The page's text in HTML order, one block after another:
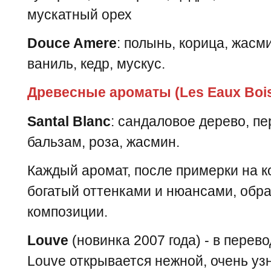
мускатный орех
Douce Amere: полынь, корица,
ваниль, кедр, мускус.
Древесные ароматы (Les Eaux
Santal Blanc: сандаловое дерево,
бальзам, роза, жасмин.
Каждый аромат, после примерки на
богатый оттенками и нюансами,
композиции.
Louve (новинка 2007 года) - в
Louve открывается нежной, очень